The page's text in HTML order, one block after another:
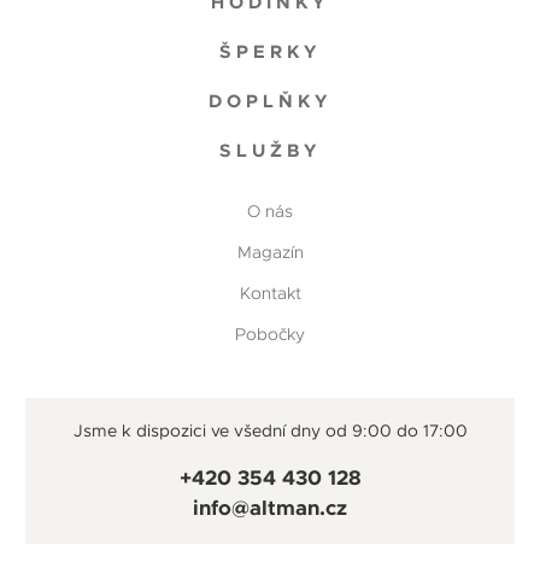
ŠPERKY
DOPLŇKY
SLUŽBY
O nás
Magazín
Kontakt
Pobočky
Jsme k dispozici ve všední dny od 9:00 do 17:00
+420 354 430 128
info@altman.cz